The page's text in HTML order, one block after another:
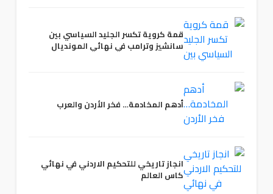
قمة كروية تكسر الجليد السياسي بين
سانشيز وترامب في نهائي المونديال
أدهم المخادمة… فخر الأردن والعرب
انجاز تاريخي للتحكيم الاردني في نهائي
كاس العالم